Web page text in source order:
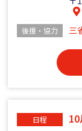
後援・協力 三
日程 10